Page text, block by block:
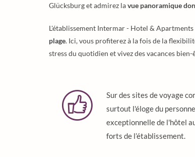
Glücksburg et admirez lavue panoramique
L'établissement Intermar - Hotel &
plage. Ici, vous profiterez à la fois de la
stress du quotidien et vivez des vacances
Sur des sites de voyage
surtout l'éloge du
exceptionnelle de l'hôtel
forts de l’établissement.